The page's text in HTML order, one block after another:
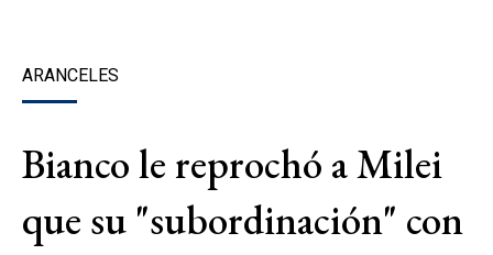
ARANCELES
Bianco le reprochó a Milei
que su "subordinación" con